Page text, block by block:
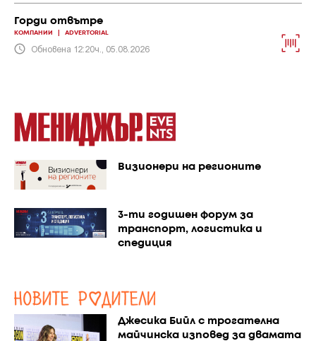
Горди отвътре
КОМПАНИИ ADVERTORIAL
Обновена 12:20ч., 05.08.2026
Визионери на регионите
3-ти годишен форум за
транспорт, логистика и
спедиция
Джесика Бийл с трогателна
майчинска изповед за двамата